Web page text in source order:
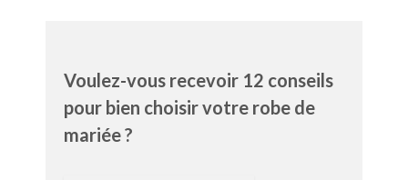
Voulez-vous recevoir 12 conseils
pour bien choisir votre robe de
mariée ?